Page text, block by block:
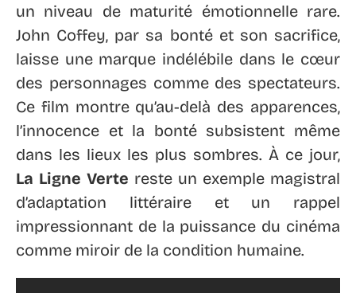
un niveau de maturité émotionnelle rare.
John Coffey, par sa bonté et son sacrifice,
laisse une marque indélébile dans le cœur
des personnages comme des spectateurs.
Ce film montre qu’au-delà des apparences,
l’innocence et la bonté subsistent même
dans les lieux les plus sombres. À ce jour,
La Ligne Verte reste un exemple magistral
d’adaptation littéraire et un rappel
impressionnant de la puissance du cinéma
comme miroir de la condition humaine.